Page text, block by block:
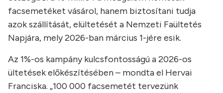
facsemetéket vásárol, hanem biztosítani tudja
azok szállítását, elültetését a Nemzeti Faültetés
Napjára, mely 2026-ban március 1-jére esik.
Az 1%-os kampány kulcsfontosságú a 2026-os
ültetések előkészítésében – mondta el Hervai
Franciska. „100 000 facsemetét tervezünk